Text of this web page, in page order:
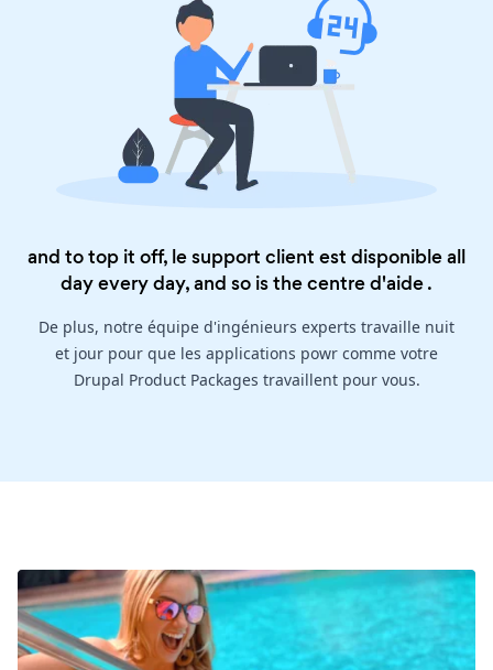
and to top it off, le support client est disponible all
day every day, and so is thecentre d'aide.
De plus, notre équipe d'ingénieurs experts travaille nuit
et jour pour que les applications powr comme votre
Drupal Product Packages travaillent pour vous.